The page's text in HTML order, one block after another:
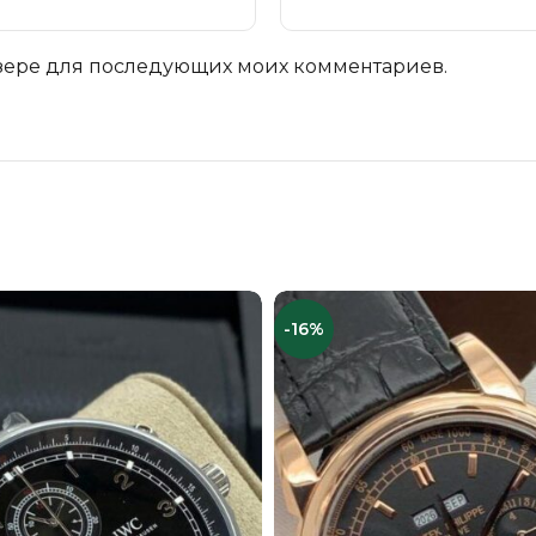
для последующих моих комментариев.
-16%